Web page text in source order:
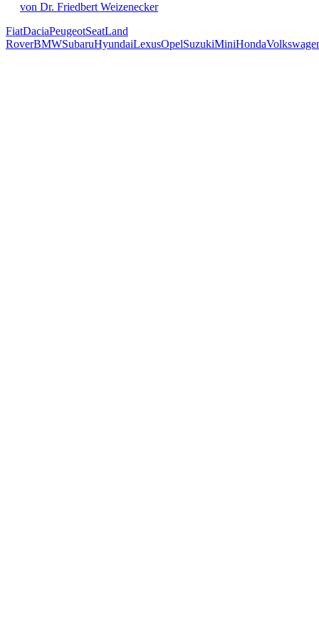
von Dr. Friedbert Weizenecker
FiatDaciaPeugeotSeatLand
RoverBMWSubaruHyundaiLexusOpelSuzukiMiniHonda